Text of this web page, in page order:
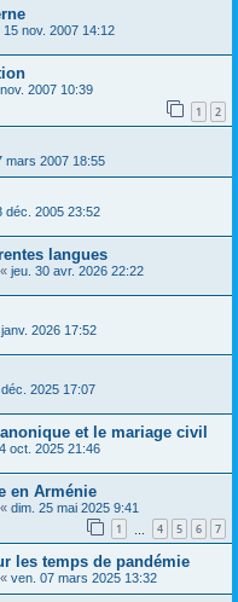
15 nov. 2007 14:12
2007 10:39
1 2
mars 2007 18:55
déc. 2005 23:52
langues
jeu. 30 avr. 2026 22:22
2026 17:52
2025 17:07
et le mariage civil
oct. 2025 21:46
en Arménie
dim. 25 mai 2025 9:41
1 4 5 6 7
les temps de pandémie
ven. 07 mars 2025 13:32